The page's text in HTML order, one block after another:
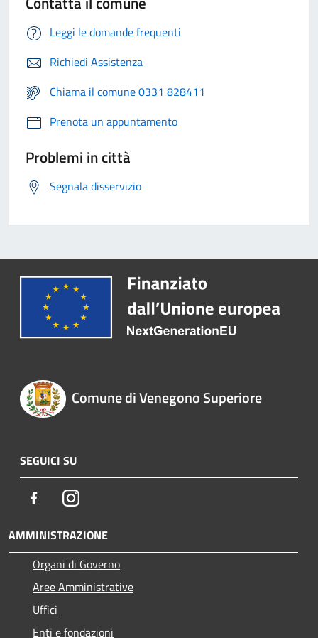
Leggi le domande frequenti
Richiedi Assistenza
Chiama il comune 0331 828411
Prenota un appuntamento
Problemi in città
Segnala disservizio
Comune di Venegono Superiore
SEGUICI SU
FacebookInstagram
AMMINISTRAZIONE
Organi di Governo
Aree Amministrative
Uffici
Enti e fondazioni